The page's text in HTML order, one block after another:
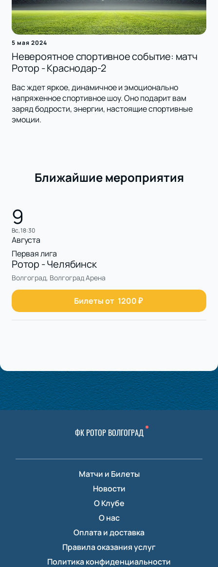
5 мая 2024
Невероятное спортивное событие: матч
Ротор - Краснодар-2
Вас ждет яркое, динамичное и эмоционально
напряженное спортивное шоу. Оно подарит вам
заряд бодрости, энергии, настоящие спортивные
эмоции.
Ближайшие мероприятия
9
вс, 18:30
Августа
Первая лига
Ротор - Челябинск
Волгоград, Волгоград Арена
Билеты от 1200₽
ФК РОТОР ВОЛГОГРАД
Матчи и Билеты
Новости
О Клубе
О нас
Оплата и доставка
Правила оказания услуг
Политика конфиденциальности